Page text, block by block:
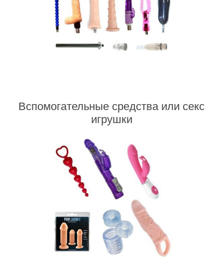
Вспомогательные средства или cекс
игрушки